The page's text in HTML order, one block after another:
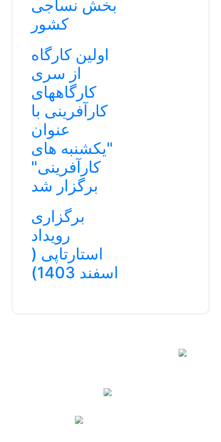
بخش نساجی
کشور
اولین کارگاه
از سری
کارگاههای
کارآفرینی با
عنوان
"یکشنبه های
کارآفرینی"
برگزار شد
برگزاری
رویداد
استارتاپی (
اسفند 1403)